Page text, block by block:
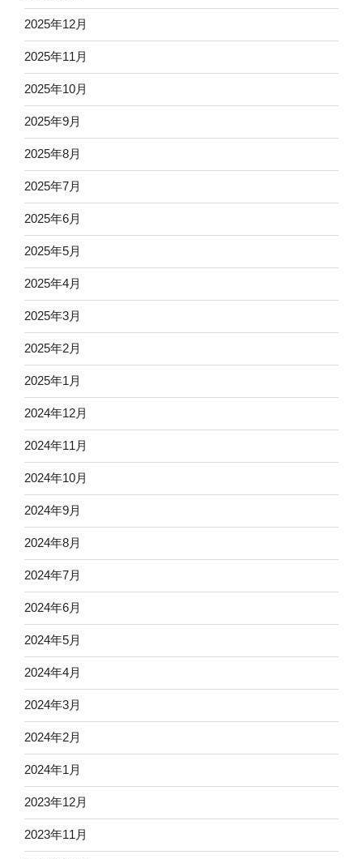
2025年12月
2025年11月
2025年10月
2025年9月
2025年8月
2025年7月
2025年6月
2025年5月
2025年4月
2025年3月
2025年2月
2025年1月
2024年12月
2024年11月
2024年10月
2024年9月
2024年8月
2024年7月
2024年6月
2024年5月
2024年4月
2024年3月
2024年2月
2024年1月
2023年12月
2023年11月